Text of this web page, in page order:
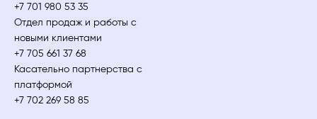
+7 701 980 53 35
Отдел продаж и работы с
новыми клиентами
+7 705 661 37 68
Касательно партнерства с
платформой
+7 702 269 58 85